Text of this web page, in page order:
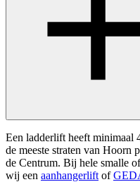
Een ladderlift heeft minimaal
de meeste straten van Hoorn
de Centrum. Bij hele smalle
wij een aanhangerlift of